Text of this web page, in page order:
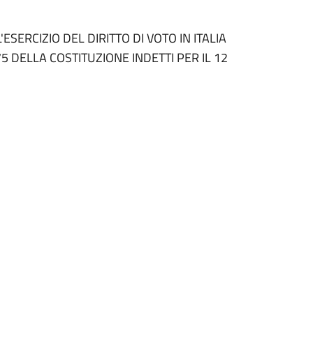
DEL DIRITTO DI VOTO IN ITALIA
DELLA COSTITUZIONE INDETTI PER IL 12